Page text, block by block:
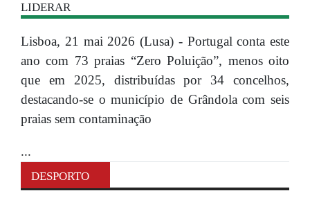
LIDERAR
Lisboa, 21 mai 2026 (Lusa) - Portugal conta este
ano com 73 praias “Zero Poluição”, menos oito
que em 2025, distribuídas por 34 concelhos,
destacando-se o município de Grândola com seis
praias sem contaminação
...
DESPORTO